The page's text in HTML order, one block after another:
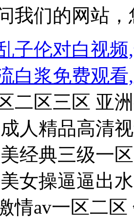
我们的网站
子伦对白视
白浆免费观